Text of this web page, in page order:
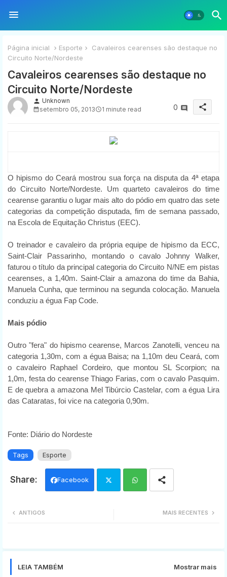
Página inicial Esporte
Cavaleiros cearenses são destaque no
Circuito Norte/Nordeste
Cavaleiros cearenses são destaque no
Circuito Norte/Nordeste
person Unknown
setembro 05, 2013
1 minute read 0 share
O hipismo do Ceará mostrou sua força na disputa da 4ª etapa
do Circuito Norte/Nordeste. Um quarteto cavaleiros do time
cearense garantiu o lugar mais alto do pódio em quatro das sete
categorias da competição disputada, fim de semana passado,
na Escola de Equitação Christus (EEC).
O treinador e cavaleiro da própria equipe de hipismo da ECC,
Saint-Clair Passarinho, montando o cavalo Johnny Walker,
faturou o título da principal categoria do Circuito N/NE em pistas
cearenses, a 1,40m. Saint-Clair a amazona do time da Bahia,
Manuela Cunha, que terminou na segunda colocação. Manuela
conduziu a égua Fap Code.
Mais pódio
Outro "fera" do hipismo cearense, Marcos Zanotelli, venceu na
categoria 1,30m, com a égua Baisa; na 1,10m deu Ceará, com
o cavaleiro Raphael Cordeiro, que montou SL Scorpion; na
1,0m, festa do cearense Thiago Farias, com o cavalo Pasquim.
E de quebra a amazona Mel Tibúrcio Castelar, com a égua Lira
das Cataratas, foi vice na categoria 0,90m.
Fonte: Diário do Nordeste
Tags Esporte
Facebook
MAIS RECENTES
ANTIGOS
LEIA TAMBÉM Mostrar mais